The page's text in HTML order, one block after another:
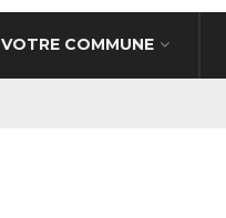
VOTRE COMMUNE